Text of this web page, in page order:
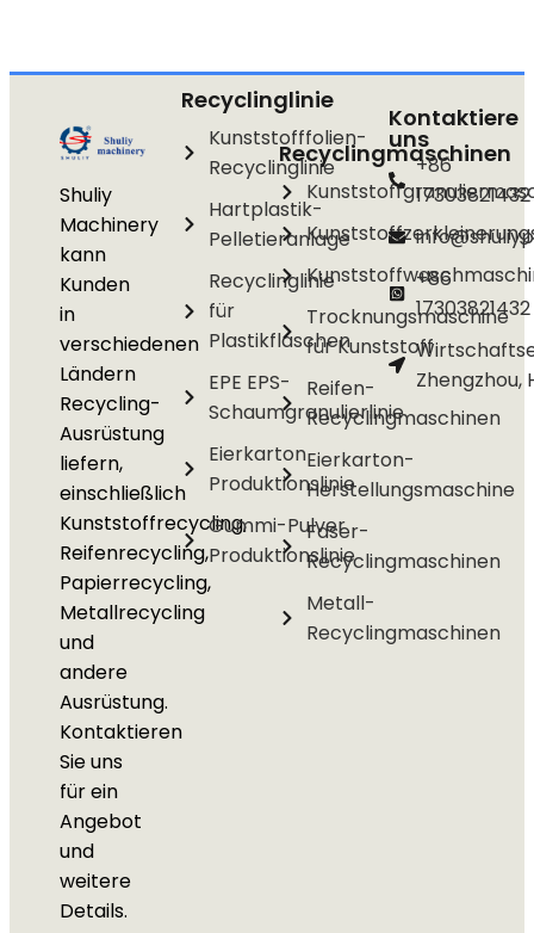
Shuliy
Machinery
kann
Kunden
in
verschiedenen
Ländern
Recycling-
Ausrüstung
liefern,
einschließlich
Kunststoffrecycling,
Reifenrecycling,
Papierrecycling,
Metallrecycling
und
andere
Ausrüstung.
Kontaktieren
Sie uns
für ein
Angebot
und
weitere
Details.
Recyclinglinie
Kunststofffolien-
Recyclinglinie
Hartplastik-
Pelletieranlage
Recyclinglinie
für
Plastikflaschen
EPE EPS-
Schaumgranulierlinie
Eierkarton
Produktionslinie
Gummi-Pulver
Produktionslinie
Recyclingmaschinen
Trocknungsmaschine
für Kunststoff
Reifen-
Recyclingmaschinen
Eierkarton-
Herstellungsmaschine
Faser-
Recyclingmaschinen
Metall-
Recyclingmaschinen
Kontaktiere
uns
+86
17303821432
+86
17303821432
Zhengzhou,